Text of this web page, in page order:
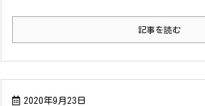
記事を読む
2020年9月23日